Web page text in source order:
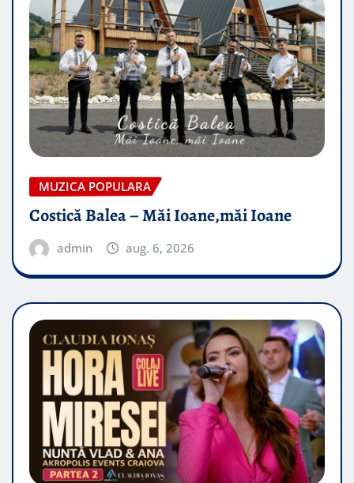
MUZICA POPULARA
Costică Balea – Măi Ioane,măi Ioane
admin aug. 6, 2026